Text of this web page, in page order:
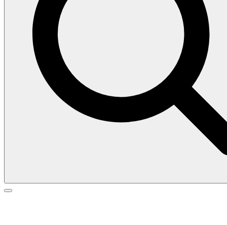
Search
Search